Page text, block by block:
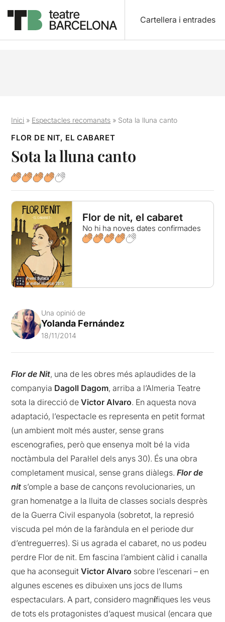
Cartellera i entrades
Inici » Espectacles recomanats » Sota la lluna canto
FLOR DE NIT, EL CABARET
Sota la lluna canto
Flor de nit, el cabaret
No hi ha noves dates confirmades
Una opinió de
Yolanda Fernández
18/11/2014
Flor de Nit, una de les obres més aplaudides de la
companyia Dagoll Dagom, arriba a l’Almeria Teatre
sota la direcció deVictor Alvaro. En aquesta nova
adaptació, l’espectacle es representa en petit format
(un ambient molt més auster, sense grans
escenografies, però que ensenya molt bé la vida
noctàmbula del Paral·lel dels anys 30). És una obra
completament musical, sense grans diàlegs.Flor de
nit s’omple a base de cançons revolucionaries, un
gran homenatge a la lluita de classes socials desprès
de la Guerra Civil espanyola (sobretot, la represió
viscuda pel món de la faràndula en el periode dur
d’entreguerres). Si us agrada el cabaret, no us podeu
perdre Flor de nit. Em fascina l’ambient càlid i canalla
que ha aconseguitVictor Alvaro sobre l’escenari – en
algunes escenes es dibuixen uns jocs de llums
espectaculars. A part, considero magnífiques les veus
de tots els protagonistes d’aquest musical (encara que